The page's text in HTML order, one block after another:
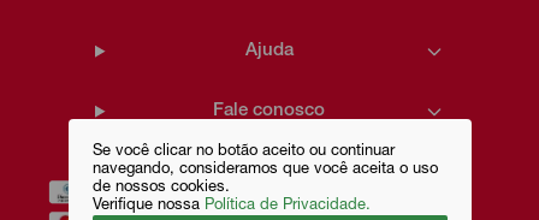
Se você clicar no botão aceito ou continuar
navegando, consideramos que você aceita o uso
de nossos cookies.
Verifique nossa Política de Privacidade.
Ajuda
Fale conosco